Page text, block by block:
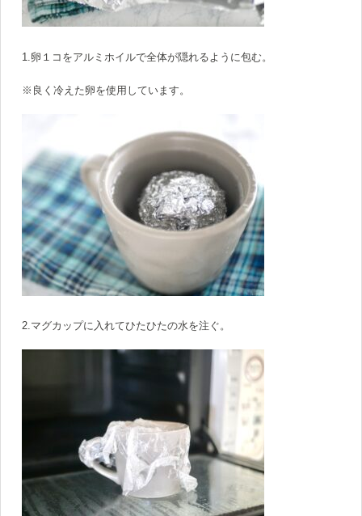
1.卵１コをアルミホイルで全体が隠れるように包む。
※良く冷えた卵を使用しています。
2.マグカップに入れてひたひたの水を注ぐ。